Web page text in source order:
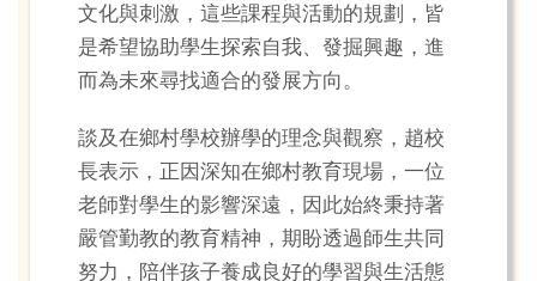
文化與刺激，這些課程與活動的規劃，皆
是希望協助學生探索自我、發掘興趣，進
而為未來尋找適合的發展方向。
談及在鄉村學校辦學的理念與觀察，趙校
長表示，正因深知在鄉村教育現場，一位
老師對學生的影響深遠，因此始終秉持著
嚴管勤教的教育精神，期盼透過師生共同
努力，陪伴孩子養成良好的學習與生活態